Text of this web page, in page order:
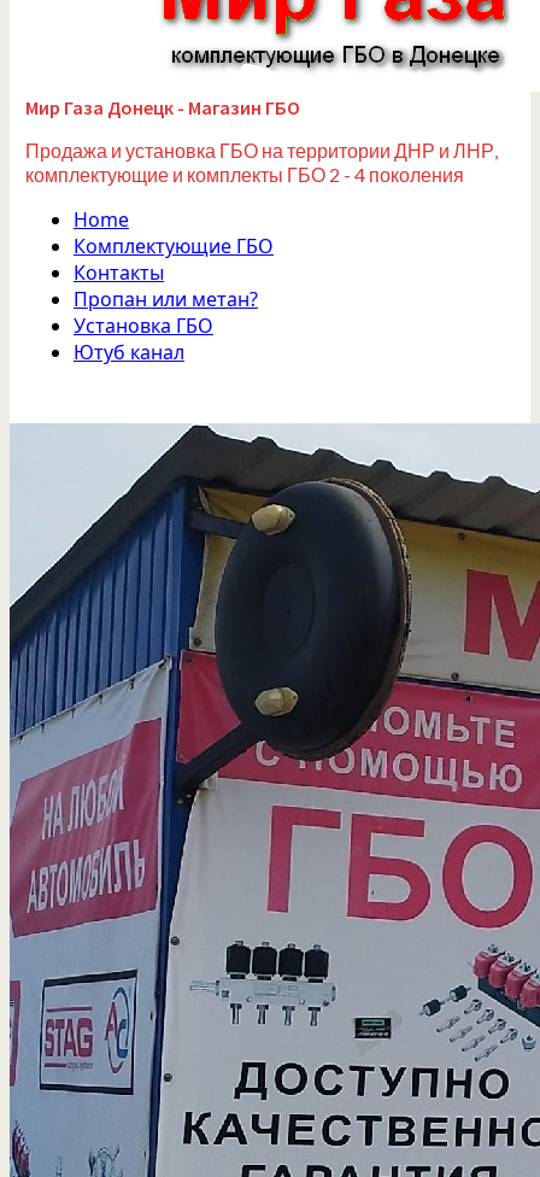
Мир Газа Донецк - Магазин ГБО
Продажа и установка ГБО на территории ДНР и ЛНР,
комплектующие и комплекты ГБО 2 - 4 поколения
Home
Комплектующие ГБО
Контакты
Пропан или метан?
Установка ГБО
Ютуб канал